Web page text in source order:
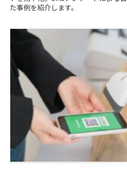
た事例を紹介します。